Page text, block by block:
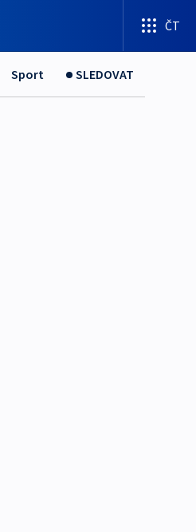
ČT
Sport SLEDOVAT